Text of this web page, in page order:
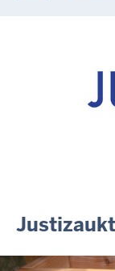
Justiz der
zieht positive
der
RechtSpecial -